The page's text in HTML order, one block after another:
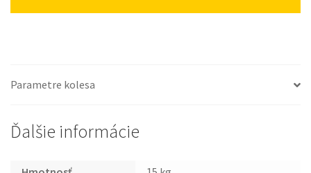
Parametre kolesa
Ďalšie informácie